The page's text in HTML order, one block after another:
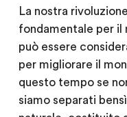
La nostra
fondamentale per il
può essere
per migliorare il
questo tempo se
siamo separati